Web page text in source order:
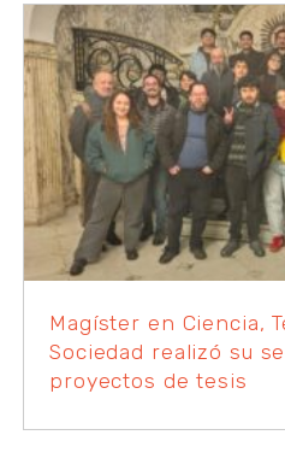
Magíster en Ciencia,
Sociedad realizó su
proyectos de tesis